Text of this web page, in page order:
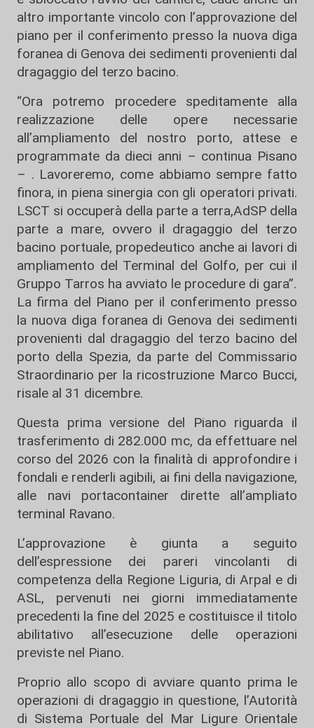
altro importante vincolo con l’approvazione del
piano per il conferimento presso la nuova diga
foranea di Genova dei sedimenti provenienti dal
dragaggio del terzo bacino.
“Ora potremo procedere speditamente alla
realizzazione delle opere necessarie
all’ampliamento del nostro porto, attese e
programmate da dieci anni – continua Pisano
– . Lavoreremo, come abbiamo sempre fatto
finora, in piena sinergia con gli operatori privati.
LSCT si occuperà della parte a terra,AdSP della
parte a mare, ovvero il dragaggio del terzo
bacino portuale, propedeutico anche ai lavori di
ampliamento del Terminal del Golfo, per cui il
Gruppo Tarros ha avviato le procedure di gara”.
La firma del Piano per il conferimento presso
la nuova diga foranea di Genova dei sedimenti
provenienti dal dragaggio del terzo bacino del
porto della Spezia, da parte del Commissario
Straordinario per la ricostruzione Marco Bucci,
risale al 31 dicembre.
Questa prima versione del Piano riguarda il
trasferimento di 282.000 mc, da effettuare nel
corso del 2026 con la finalità di approfondire i
fondali e renderli agibili, ai fini della navigazione,
alle navi portacontainer dirette all’ampliato
terminal Ravano.
L’approvazione è giunta a seguito
dell’espressione dei pareri vincolanti di
competenza della Regione Liguria, di Arpal e di
ASL, pervenuti nei giorni immediatamente
precedenti la fine del 2025 e costituisce il titolo
abilitativo all’esecuzione delle operazioni
previste nel Piano.
Proprio allo scopo di avviare quanto prima le
operazioni di dragaggio in questione, l’Autorità
di Sistema Portuale del Mar Ligure Orientale